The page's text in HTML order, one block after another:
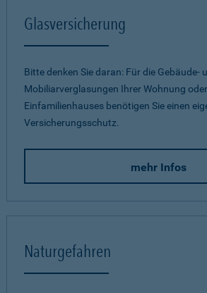
Glasversicherung
Bitte denken Sie daran: Für die Gebäude-
Mobiliarverglasungen Ihrer Wohnung
Einfamilienhauses benötigen Sie einen
Versicherungsschutz.
mehr Infos
Naturgefahren